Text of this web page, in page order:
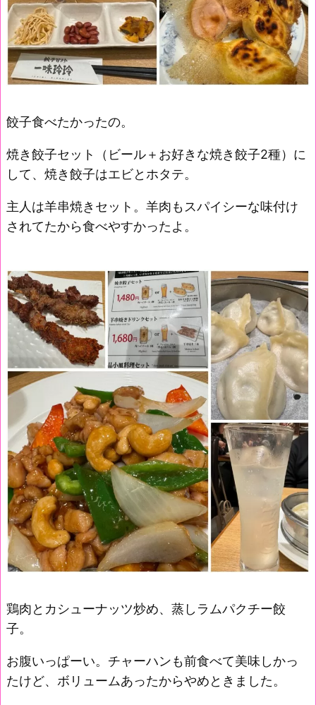
餃子食べたかったの。
焼き餃子セット（ビール＋お好きな焼き餃子2種）に
して、焼き餃子はエビとホタテ。
主人は羊串焼きセット。羊肉もスパイシーな味付け
されてたから食べやすかったよ。
鶏肉とカシューナッツ炒め、蒸しラムパクチー餃
子。
お腹いっぱーい。チャーハンも前食べて美味しかっ
たけど、ボリュームあったからやめときました。